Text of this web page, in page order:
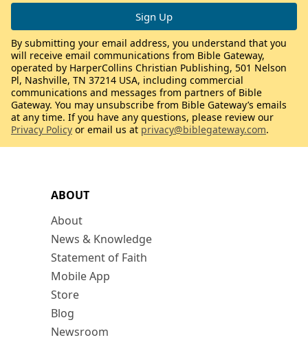
ABOUT
About
News & Knowledge
Statement of Faith
Mobile App
Store
Blog
Newsroom
By submitting your email address, you understand that you
will receive email communications from Bible Gateway,
operated by HarperCollins Christian Publishing, 501 Nelson
Pl, Nashville, TN 37214 USA, including commercial
communications and messages from partners of Bible
Gateway. You may unsubscribe from Bible Gateway’s emails
at any time. If you have any questions, please review our
Privacy Policy or email us at privacy@biblegateway.com.